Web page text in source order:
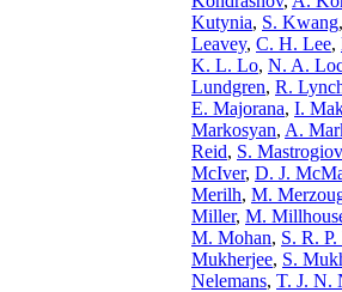
Kutynia, S. Kwang,
Leavey, C. H. Lee,
K. L. Lo, N. A.
Lundgren, R.
E. Majorana, I.
Markosyan, A.
Reid, S.
McIver, D. J.
Merilh, M.
Miller, M.
M. Mohan, S. R.
Mukherjee, S.
Nelemans, T. J. N.